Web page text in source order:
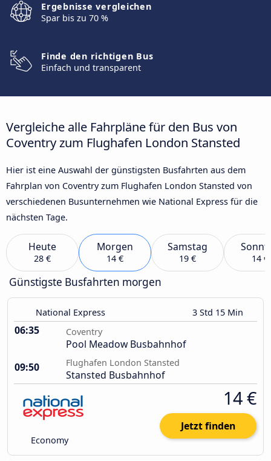
Ergebnisse vergleichen
Spar bis zu 70 %
Finde den richtigen Bus
Einfach und transparent
Vergleiche alle Fahrpläne für den Bus von
Coventry zum Flughafen London Stansted
Hier ist eine Auswahl der günstigsten Busfahrten aus dem
Fahrplan von Coventry zum Flughafen London Stansted von
verschiedenen Busunternehmen wie National Express für die
nächsten Tage.
Heute
28 €
Morgen
14 €
Samstag
19 € 14 €
Günstigste Busfahrten morgen
National Express 3 Std 15 Min
06:35 Coventry
Pool Meadow Busbahnhof
09:50
Flughafen London Stansted
Stansted Busbahnhof
Economy
14 €
Jetzt finden